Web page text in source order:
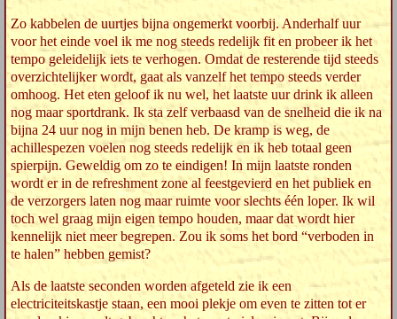
Zo kabbelen de uurtjes bijna ongemerkt voorbij. Anderhalf uur
voor het einde voel ik me nog steeds redelijk fit en probeer ik het
tempo geleidelijk iets te verhogen. Omdat de resterende tijd steeds
overzichtelijker wordt, gaat als vanzelf het tempo steeds verder
omhoog. Het eten geloof ik nu wel, het laatste uur drink ik alleen
nog maar sportdrank. Ik sta zelf verbaasd van de snelheid die ik na
bijna 24 uur nog in mijn benen heb. De kramp is weg, de
achillespezen voelen nog steeds redelijk en ik heb totaal geen
spierpijn. Geweldig om zo te eindigen! In mijn laatste ronden
wordt er in de refreshment zone al feestgevierd en het publiek en
de verzorgers laten nog maar ruimte voor slechts één loper. Ik wil
toch wel graag mijn eigen tempo houden, maar dat wordt hier
kennelijk niet meer begrepen. Zou ik soms het bord “verboden in
te halen” hebben gemist?
Als de laatste seconden worden afgeteld zie ik een
electriciteitskastje staan, een mooi plekje om even te zitten tot er